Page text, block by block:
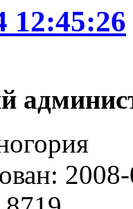
12:45:26